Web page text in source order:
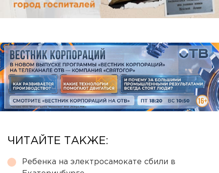
ЧИТАЙТЕ ТАКЖЕ:
Ребенка на электросамокате сбили в